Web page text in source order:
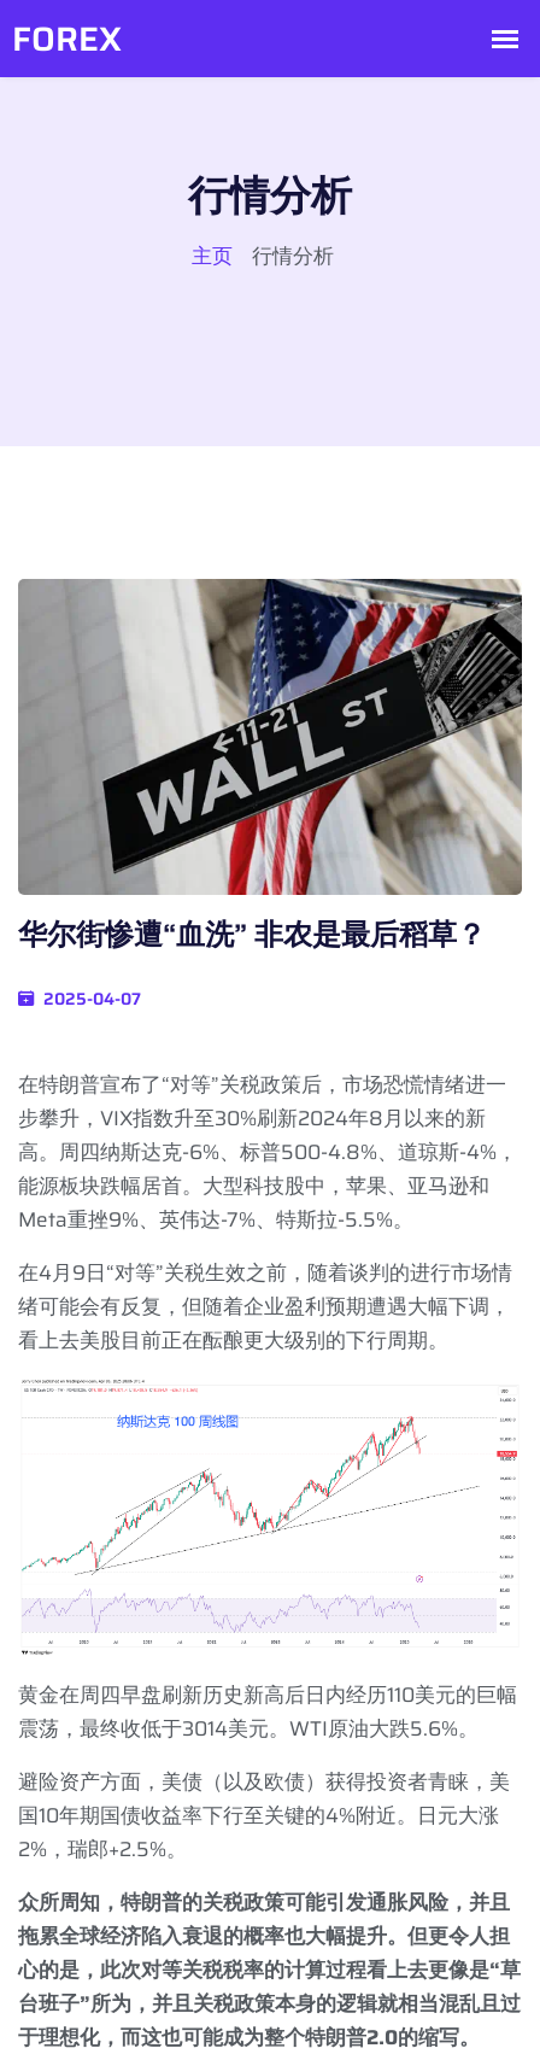
行情分析
主页 行情分析
华尔街惨遭“血洗” 非农是最后稻草？
2025-04-07
在特朗普宣布了“对等”关税政策后，市场恐慌情绪进一
步攀升， VIX指数升至30%刷新2024年8月以来的新
高。周四纳斯达克-6%、标普500-4.8%、道琼斯-4% ，
能源板块跌幅居首。大型科技股中，苹果、亚马逊和
Meta重挫9%、英伟达-7%、特斯拉-5.5%。
在4月9日“对等”关税生效之前，随着谈判的进行市场情
绪可能会有反复，但随着企业盈利预期遭遇大幅下调，
看上去美股目前正在酝酿更大级别的下行周期。
黄金在周四早盘刷新历史新高后日内经历110美元的巨幅
震荡，最终收低于3014美元。 WTI原油大跌5.6%。
避险资产方面，美债（以及欧债）获得投资者青睐，美
国10年期国债收益率下行至关键的4%附近。日元大涨
2% ，瑞郎+2.5%。
众所周知，特朗普的关税政策可能引发通胀风险，并且
拖累全球经济陷入衰退的概率也大幅提升。但更令人担
心的是，此次对等关税税率的计算过程看上去更像是“草
台班子”所为，并且关税政策本身的逻辑就相当混乱且过
于理想化，而这也可能成为整个特朗普2.0的缩写。